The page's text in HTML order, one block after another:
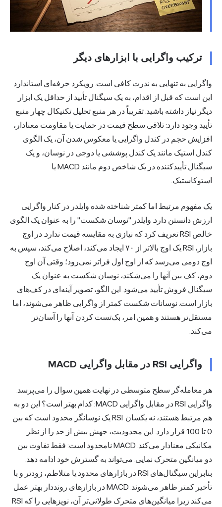
ترکیب واگرایی با ابزارهای دیگر
واگرایی به تنهایی به ندرت کافی است. رویکرد حرفه‌ای استاندارد
این است که قبل از اقدام، به یک سیگنال تأیید از حداقل یک ابزار
دیگر نیاز داشته باشید. تقریباً در هر منبع تحلیل تکنیکال چهار منبع
تأیید وجود دارد: تلاقی سطح قیمت در حمایت یا مقاومت معنادار،
افزایش حجم در کندل واگرایی یا معکوس شدن آن، یک الگوی
کندل استیک مانند یک کندل پوششی یا دوجی در نوسان، و یک
سیگنال تأییدکننده در یک شاخص دوم مانند MACD یا
استوکاستیک.
یک مفهوم مرتبط اما کمتر شناخته شده وایلدر در کنار واگرایی
ارزش دانستن دارد. وایلدر "نوسان شکست" را به عنوان یک الگوی
خالص RSI تعریف کرد که نیازی به مقایسه قیمت ندارد. در اوج
بازار، RSI یک اوج بالاتر از ۷۰ ایجاد می‌کند، اصلاح می‌کند، سپس به
اوج دومی می‌رسد که از اوج اول فراتر نمی‌رود؛ وقتی آن اوج
دوم، کف بین آنها را می‌شکند، نوسان شکست به عنوان یک
سیگنال فروش تأیید می‌شود. این الگو، تصویر آینه‌ای در کف‌های
بازار است. نوسانات شکست کمتر از واگرایی ظاهر می‌شوند، اما
مستقل‌تر هستند و همین امر، بک‌تست کردن آنها را آسان‌تر
می‌کند.
واگرایی RSI در مقابل واگرایی MACD
هر معامله‌گر سطح متوسطی در نهایت همین سوال را می‌پرسد.
واگرایی RSI در مقابل واگرایی MACD: کدام بهتر است؟ این دو به
هم مرتبط هستند، نه یکسان. RSI یک نوسانگر محدود است که بین
0 تا 100 قرار دارد. این محدودیت، جهش بیش از حد را از نظر
مکانیکی معنادار می‌کند. MACD نامحدود است: فقط تفاوت بین
دو میانگین متحرک نمایی. می‌تواند به گسترش خود ادامه دهد.
بنابراین سیگنال‌های RSI در بازارهای محدود یا متلاطم، زودتر و با
تأخیر کمتر ظاهر می‌شوند. MACD در بازارهای رونددار بهتر عمل
می‌کند زیرا میانگین‌های متحرک طولانی‌تر آن، نویزهایی را که RSI